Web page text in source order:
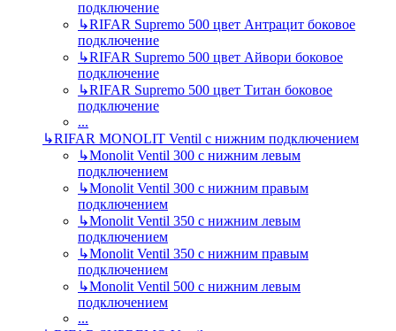
подключение
↳RIFAR Supremo 500 цвет Антрацит боковое
подключение
↳RIFAR Supremo 500 цвет Айвори боковое
подключение
↳RIFAR Supremo 500 цвет Титан боковое
подключение
...
↳RIFAR MONOLIT Ventil с нижним подключением
↳Monolit Ventil 300 с нижним левым
подключением
↳Monolit Ventil 300 с нижним правым
подключением
↳Monolit Ventil 350 с нижним левым
подключением
↳Monolit Ventil 350 с нижним правым
подключением
↳Monolit Ventil 500 с нижним левым
подключением
...